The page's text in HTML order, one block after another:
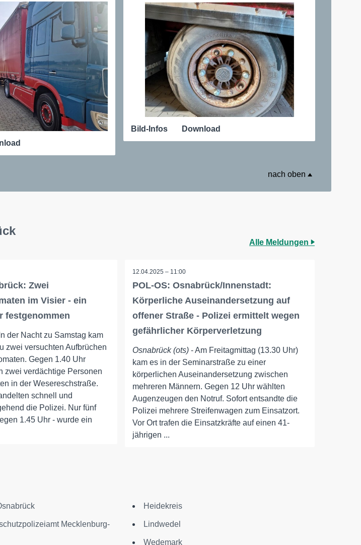
Bild-Infos Download
nach oben
Alle Meldungen
Zwei
im Visier - ein
festgenommen
der Nacht zu Samstag kam
zwei versuchten Aufbrüchen
Gegen 1.40 Uhr
zwei verdächtige Personen
in der Wesereschstraße.
schnell und
die Polizei. Nur fünf
1.45 Uhr - wurde ein
12.04.2025 – 11:00
POL-OS: Osnabrück/Innenstadt:
Körperliche Auseinandersetzung auf
offener Straße - Polizei ermittelt wegen
gefährlicher Körperverletzung
Osnabrück (ots) - Am Freitagmittag (13.30 Uhr)
kam es in der Seminarstraße zu einer
körperlichen Auseinandersetzung zwischen
mehreren Männern. Gegen 12 Uhr wählten
Augenzeugen den Notruf. Sofort entsandte die
Polizei mehrere Streifenwagen zum Einsatzort.
Vor Ort trafen die Einsatzkräfte auf einen 41-
jährigen ...
Mecklenburg-
Heidekreis
Lindwedel
Wedemark